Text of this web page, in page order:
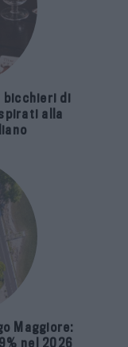
bicchieri di
alla
Maggiore:
nel 2026